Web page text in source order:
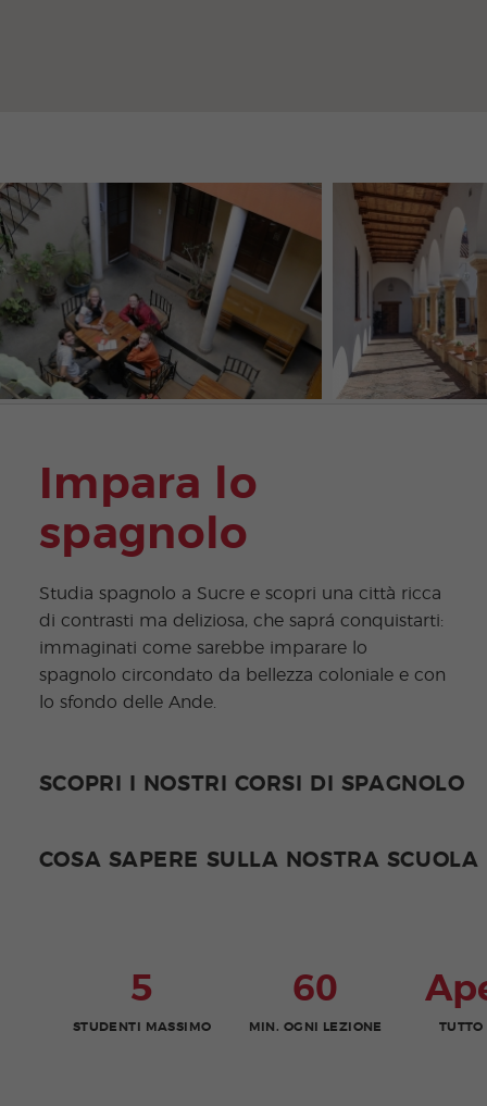
Impara lo
spagnolo
Studia spagnolo a Sucre e scopri una città ricca
di contrasti ma deliziosa, che saprá conquistarti:
immaginati come sarebbe imparare lo
spagnolo circondato da bellezza coloniale e con
lo sfondo delle Ande.
SCOPRI I NOSTRI CORSI DI SPAGNOLO
COSA SAPERE SULLA NOSTRA SCUOLA
5
STUDENTI MASSIMO
60
MIN. OGNI LEZIONE